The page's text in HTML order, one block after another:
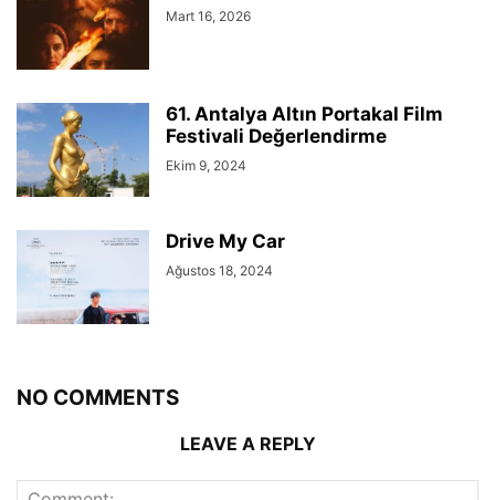
Mart 16, 2026
61. Antalya Altın Portakal Film
Festivali Değerlendirme
Ekim 9, 2024
Drive My Car
Ağustos 18, 2024
NO COMMENTS
LEAVE A REPLY